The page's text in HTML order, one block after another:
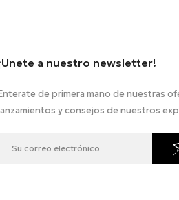
a nuestro newsletter!
de primera mano de nuestras
y consejos de nuestros